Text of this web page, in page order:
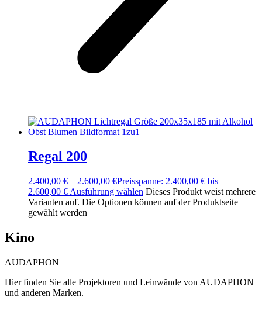
Regal 200
2.400,00 € – 2.600,00 €Preisspanne: 2.400,00 € bis
2.600,00 € Ausführung wählen Dieses Produkt weist mehrere
Varianten auf. Die Optionen können auf der Produktseite
gewählt werden
Kino
AUDAPHON
Hier finden Sie alle Projektoren und Leinwände von AUDAPHON
und anderen Marken.